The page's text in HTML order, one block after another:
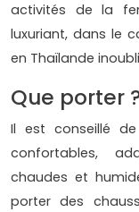
activités de la
luxuriant, dans le
en Thaïlande
Que porter
Il est conseillé
confortables,
chaudes et
porter des